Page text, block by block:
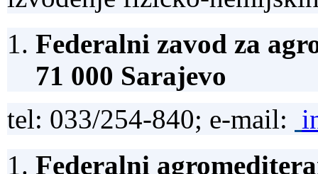
Federalni zavod za
71 000 Sarajevo
tel: 033/254-840; e-mail:
Federalni